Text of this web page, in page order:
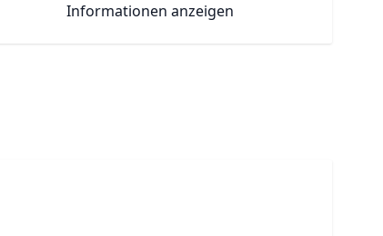
Informationen anzeigen